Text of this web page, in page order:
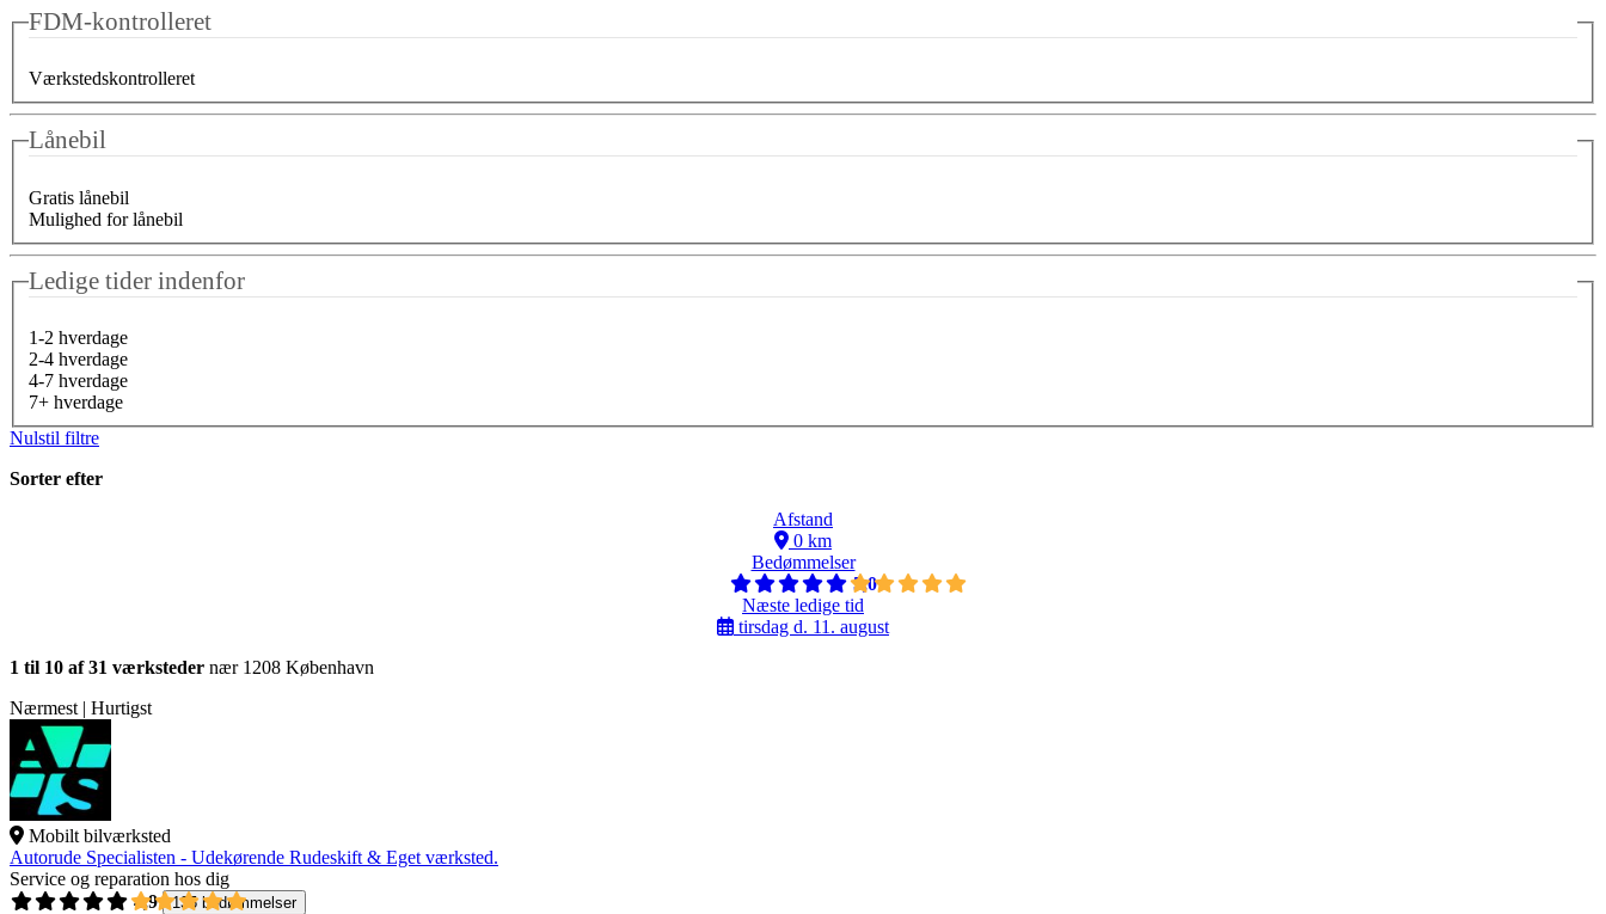
FDM-kontrolleret
Værkstedskontrolleret
Lånebil
Gratis lånebil
Mulighed for lånebil
Ledige tider indenfor
1-2 hverdage
2-4 hverdage
4-7 hverdage
7+ hverdage
Nulstil filtre
Sorter efter
Afstand
0 km
Bedømmelser
5,0
Næste ledige tid
tirsdag d. 11. august
1 til 10 af 31 værksteder nær 1208 København
Nærmest | Hurtigst
Mobilt bilværksted
Autorude Specialisten - Udekørende Rudeskift & Eget værksted.
Service og reparation hos dig
4,9
135 bedømmelser